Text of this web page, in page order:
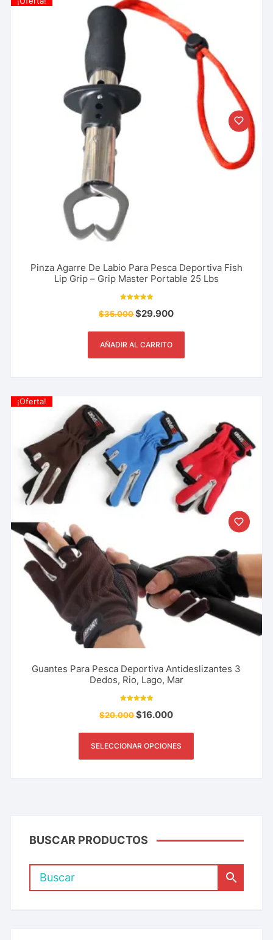
Pinza Agarre De Labio Para Pesca Deportiva Fish
Lip Grip – Grip Master Portable 25 Lbs
5.00
de 5
$35.000$29.900
AÑADIR AL CARRITO
¡Oferta!
Guantes Para Pesca Deportiva Antideslizantes 3
Dedos, Rio, Lago, Mar
5.00
de 5
$20.000$16.000
SELECCIONAR OPCIONES
BUSCAR PRODUCTOS